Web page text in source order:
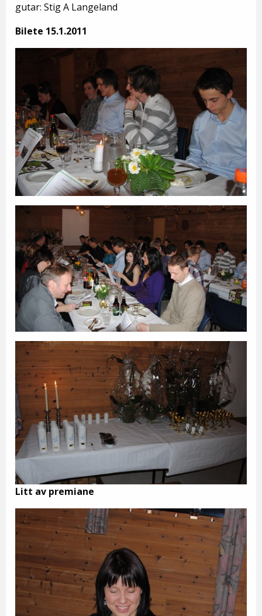
gutar: Stig A Langeland
Bilete 15.1.2011
Litt av premiane